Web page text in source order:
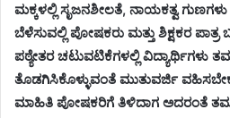
ಮಕ್ಕಳಲ್ಲಿ ಸೃಜನಶೀಲತೆ, ನಾಯಕತ್ವ
ಬೆಳೆಸುವಲ್ಲಿ ಪೋಷಕರು ಮತ್ತು ಶಿಕ್ಷಕರ ಪಾತ್ರ
ಪಠ್ಯೇತರ ಚಟುವಟಿಕೆಗಳಲ್ಲಿ ವಿದ್ಯಾರ್ಥಿಗಳು
ತೊಡಗಿಸಿಕೊಳ್ಳುವಂತೆ ಮುತುವರ್ಜಿ
ಮಾಹಿತಿ ಪೋಷಕರಿಗೆ ತಿಳಿದಾಗ ಅದರಂತೆ ತಮ್ಮ